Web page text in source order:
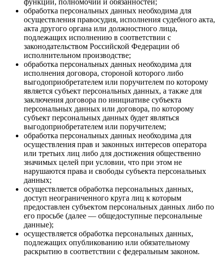
обработка персональных данных необходима для
осуществления правосудия, исполнения судебного акта,
акта другого органа или должностного лица,
подлежащих исполнению в соответствии с
законодательством Российской Федерации об
исполнительном производстве;
обработка персональных данных необходима для
исполнения договора, стороной которого либо
выгодоприобретателем или поручителем по которому
является субъект персональных данных, а также для
заключения договора по инициативе субъекта
персональных данных или договора, по которому
субъект персональных данных будет являться
выгодоприобретателем или поручителем;
обработка персональных данных необходима для
осуществления прав и законных интересов оператора
или третьих лиц либо для достижения общественно
значимых целей при условии, что при этом не
нарушаются права и свободы субъекта персональных
данных;
осуществляется обработка персональных данных,
доступ неограниченного круга лиц к которым
предоставлен субъектом персональных данных либо по
его просьбе (далее — общедоступные персональные
данные);
осуществляется обработка персональных данных,
подлежащих опубликованию или обязательному
раскрытию в соответствии с федеральным законом.